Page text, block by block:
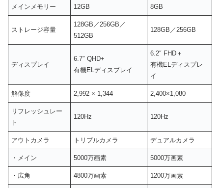
メインメモリー 12GB 8GB
ストレージ容量
128GB／256GB／
512GB
128GB／256GB
ディスプレイ
6.7″ QHD+
有機ELディスプレイ
6.2″ FHD＋
有機ELディスプレ
イ
解像度 2,992 × 1,344 2,400×1,080
リフレッシュレー
ト
120Hz 120Hz
アウトカメラ トリプルカメラ デュアルカメラ
・メイン 5000万画素 5000万画素
・広角 4800万画素 1200万画素